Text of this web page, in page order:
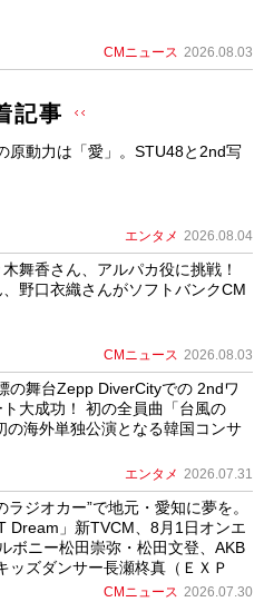
CMニュース 2026.08.03
記事
原動力は「愛」。STU48と2nd写
エンタメ 2026.08.04
舞香さん、アルパカ役に挑戦！
野口衣織さんがソフトバンクCM
CMニュース 2026.08.03
の舞台Zepp DiverCityでの 2ndワ
大成功！ 初の全員曲「台風の
の海外単独公演となる韓国コンサ
エンタメ 2026.07.31
ラジオカー”で地元・愛知に夢を。
Dream」新TVCM、8月1日オンエ
ボニー松田崇弥・松田文登、AKB
ッズダンサー長瀬柊真（ＥＸＰ
CMニュース 2026.07.30